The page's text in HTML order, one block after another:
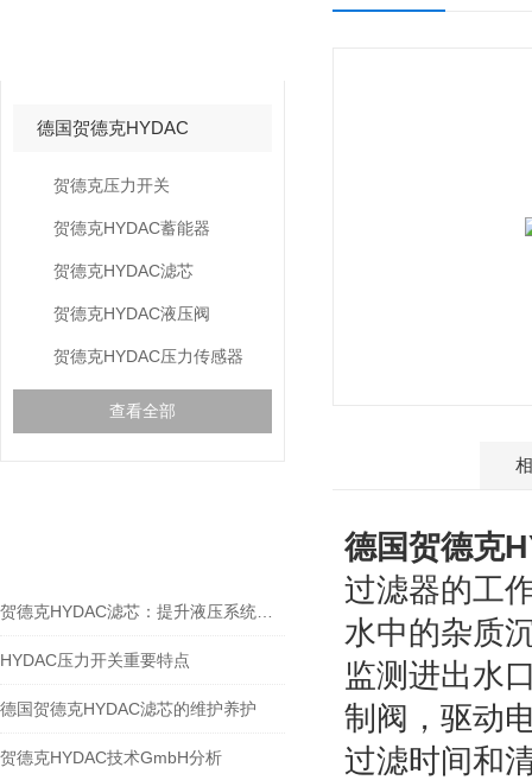
德国贺德克HYDAC
贺德克压力开关
贺德克HYDAC蓄能器
贺德克HYDAC滤芯
贺德克HYDAC液压阀
贺德克HYDAC压力传感器
查看全部
HYDAC压力开关重要特点
德国贺德克HYDAC滤芯的维护养护
贺德克HYDAC技术GmbH分析
德国贺德克
过滤器的工
水中的杂质
监测进出水
制阀，驱动
过滤时间和